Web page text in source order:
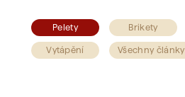
Články
Pelety Brikety
Vytápění Všechny články